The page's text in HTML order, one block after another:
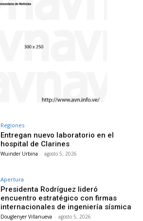
Regiones
Entregan nuevo laboratorio en el
hospital de Clarines
Wuinder Urbina - agosto 5, 2026
Apertura
Presidenta Rodríguez lideró
encuentro estratégico con firmas
internacionales de ingeniería sísmica
Douglenyer Villanueva - agosto 5, 2026